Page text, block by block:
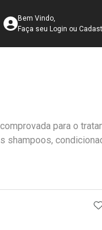
Acesse sua
Bem Vindo,
Faça seu Login ou
para o
shampoos,
FAVORITOS